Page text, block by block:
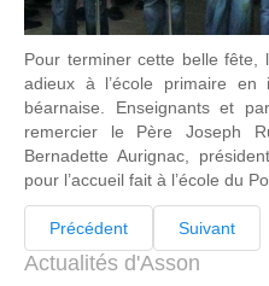
Pour terminer cette belle
adieux à l’école primaire en
béarnaise. Enseignants et
remercier le Père Joseph
Bernadette Aurignac,
pour l’accueil fait à l’école du
Précédent Suivant
Actualités d'Asson